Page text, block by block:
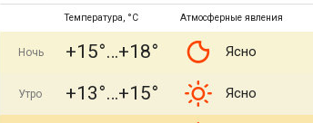
Температура, °C Атмосферные явления
Ночь +15° +18° Ясно
Утро +13° +15° Ясно